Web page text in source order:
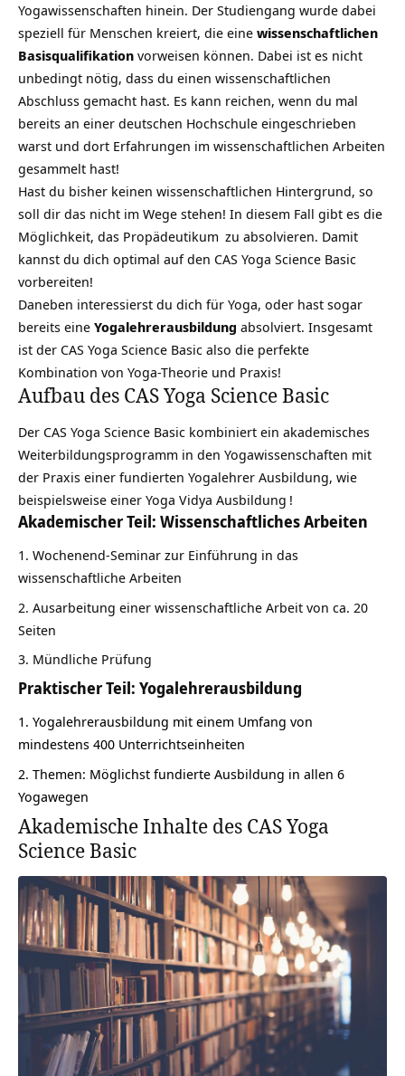
Yogawissenschaften hinein. Der Studiengang wurde dabei
speziell für Menschen kreiert, die eine wissenschaftlichen
Basisqualifikation vorweisen können. Dabei ist es nicht
unbedingt nötig, dass du einen wissenschaftlichen
Abschluss gemacht hast. Es kann reichen, wenn du mal
bereits an einer deutschen Hochschule eingeschrieben
warst und dort Erfahrungen im wissenschaftlichen Arbeiten
gesammelt hast!
Hast du bisher keinen wissenschaftlichen Hintergrund, so
soll dir das nicht im Wege stehen! In diesem Fall gibt es die
Möglichkeit, das Propädeutikum zu absolvieren. Damit
kannst du dich optimal auf den CAS Yoga Science Basic
vorbereiten!
Daneben interessierst du dich für Yoga, oder hast sogar
bereits eine Yogalehrerausbildung absolviert. Insgesamt
ist der CAS Yoga Science Basic also die perfekte
Kombination von Yoga-Theorie und Praxis!
Aufbau des CAS Yoga Science Basic
Der CAS Yoga Science Basic kombiniert ein akademisches
Weiterbildungsprogramm in den Yogawissenschaften mit
der Praxis einer fundierten Yogalehrer Ausbildung, wie
beispielsweise einer Yoga Vidya Ausbildung !
Akademischer Teil: Wissenschaftliches Arbeiten
Wochenend-Seminar zur Einführung in das
wissenschaftliche Arbeiten
Ausarbeitung einer wissenschaftliche Arbeit von ca. 20
Seiten
Mündliche Prüfung
Praktischer Teil: Yogalehrerausbildung
Yogalehrerausbildung mit einem Umfang von
mindestens 400 Unterrichtseinheiten
Themen: Möglichst fundierte Ausbildung in allen 6
Yogawegen
Akademische Inhalte des CAS Yoga
Science Basic